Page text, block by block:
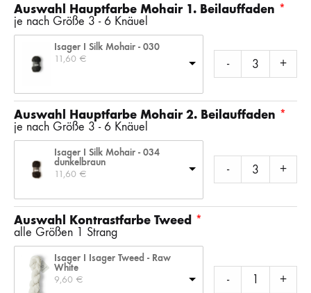
Auswahl Hauptfarbe Mohair 1. Beilauffaden
je nach Größe 3 - 6 Knäuel
Isager I Silk Mohair - 030
11,60 € - +
Auswahl Hauptfarbe Mohair 2. Beilauffaden
je nach Größe 3 - 6 Knäuel
Isager I Silk Mohair - 034
dunkelbraun
11,60 € - +
Auswahl Kontrastfarbe Tweed
alle Größen 1 Strang
Isager I Isager Tweed - Raw
White
9,60 € - +